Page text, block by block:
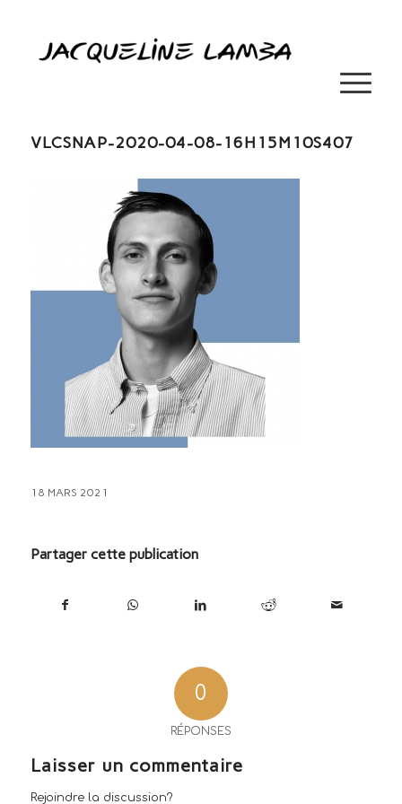
VLCSNAP-2020-04-08-16H15M10S407
18 MARS 2021
Partager cette publication
0
RÉPONSES
Laisser un commentaire
Rejoindre la discussion?